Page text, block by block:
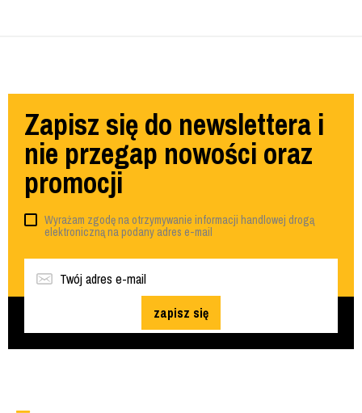
Zapisz się do newslettera i
nie przegap nowości oraz
promocji
Wyrażam zgodę na otrzymywanie informacji handlowej drogą
elektroniczną na podany adres e-mail
zapisz się